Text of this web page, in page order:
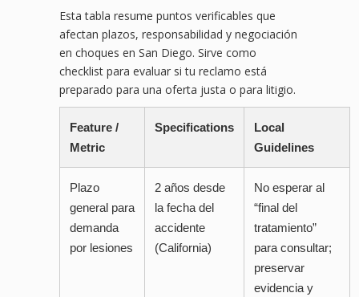
Esta tabla resume puntos verificables que
afectan plazos, responsabilidad y negociación
en choques en San Diego. Sirve como
checklist para evaluar si tu reclamo está
preparado para una oferta justa o para litigio.
Feature /
Metric
Specifications
Local
Guidelines
Plazo
general para
demanda
por lesiones
2 años desde
la fecha del
accidente
(California)
No esperar al
“final del
tratamiento”
para consultar;
preservar
evidencia y